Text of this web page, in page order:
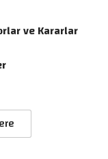
ve Kararlar